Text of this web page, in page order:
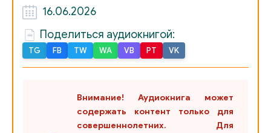
25 - 24 Пен
26 - 25 Тиф
28 - 27 Рената
16.06.2026
Поделиться аудиокнигой:
TG FB TW WA VB PT VK
Внимание! Аудиокнига может
содержать контент только для
совершеннолетних. Для